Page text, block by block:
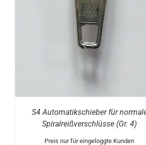
S4 Automatikschieber für
Spiralreißverschlüsse (Gr. 4)
Preis nur für eingeloggte Kunden